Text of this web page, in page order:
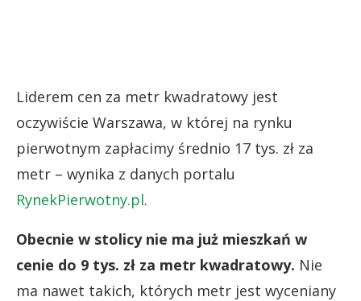
Liderem cen za metr kwadratowy jest
oczywiście Warszawa, w której na rynku
pierwotnym zapłacimy średnio 17 tys. zł za
metr – wynika z danych portalu
RynekPierwotny.pl.
Obecnie w stolicy nie ma już mieszkań w
cenie do 9 tys. zł za metr kwadratowy. Nie
ma nawet takich, których metr jest wyceniany